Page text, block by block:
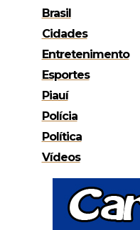
Brasil
Cidades
Entretenimento
Esportes
Piauí
Polícia
Política
Vídeos